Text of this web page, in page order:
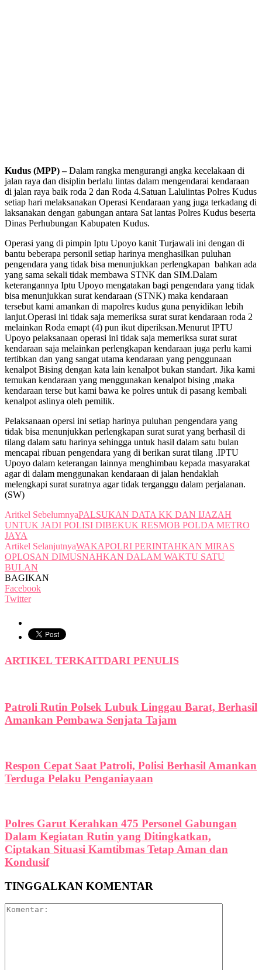
Kudus (MPP) –Dalam rangka mengurangi angka kecelakaan di
jalan raya dan disiplin berlalu lintas dalam mengendarai kendaraan
di jalan raya baik roda 2 dan Roda 4.Satuan Lalulintas Polres Kudus
setiap hari melaksanakan Operasi Kendaraan yang juga terkadang di
laksanakan dengan gabungan antara Sat lantas Polres Kudus beserta
Dinas Perhubungan Kabupaten Kudus.
Operasi yang di pimpin Iptu Upoyo kanit Turjawali ini dengan di
bantu beberapa personil setiap harinya menghasilkan puluhan
pengendara yang tidak bisa menunjukkan perlengkapan bahkan ada
yang sama sekali tidak membawa STNK dan SIM.Dalam
keterangannya Iptu Upoyo mengatakan bagi pengendara yang tidak
bisa menunjukkan surat kendaraan (STNK) maka kendaraan
tersebut kami amankan di mapolres kudus guna penyidikan lebih
lanjut.Operasi ini tidak saja memeriksa surat surat kendaraan roda 2
melainkan Roda emapt (4) pun ikut diperiksan.Menurut IPTU
Upoyo pelaksanaan operasi ini tidak saja memeriksa surat surat
kendaraan saja melainkan perlengkapan kendaraan juga perlu kami
tertibkan dan yang sangat utama kendaraan yang penggunaan
kenalpot Bising dengan kata lain kenalpot bukan standart. Jika kami
temukan kendaraan yang menggunakan kenalpot bising ,maka
kendaraan terse but kami bawa ke polres untuk di pasang kembali
kenalpot aslinya oleh pemilik.
Pelaksanaan opersi ini setiap harinya puluhan pengendara yang
tidak bisa menunjukkan perlengkapan surat surat yang berhasil di
tilang dalam satu harinya sehingga untuk hasil dalam satu bulan
mencapai ribuan pengendara yang di berikan surat tilang .IPTU
Upoyo dalam keterangan lainnya menghimbau kepada masyarakat
agar di dalam menggunakan kendaraan di jalan hendaklah
melengkapi surat suratnya agar tidak terganggu dalam perjalanan.
(SW)
Aritkel SebelumnyaPALSUKAN DATA KK DAN IJAZAH
UNTUK JADI POLISI DIBEKUK RESMOB POLDA METRO
JAYA
Artikel SelanjutnyaWAKAPOLRI PERINTAHKAN MIRAS
OPLOSAN DIMUSNAHKAN DALAM WAKTU SATU
BULAN
BAGIKAN
Facebook
Twitter
ARTIKEL TERKAITDARI PENULIS
Patroli Rutin Polsek Lubuk Linggau Barat, Berhasil
Amankan Pembawa Senjata Tajam
Respon Cepat Saat Patroli, Polisi Berhasil Amankan
Terduga Pelaku Penganiayaan
Polres Garut Kerahkan 475 Personel Gabungan
Dalam Kegiatan Rutin yang Ditingkatkan,
Ciptakan Situasi Kamtibmas Tetap Aman dan
Kondusif
TINGGALKAN KOMENTAR